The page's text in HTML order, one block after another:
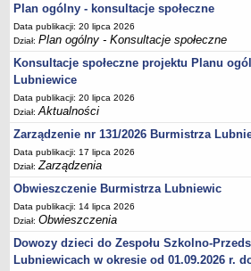
PRZETARGI
Zamówienia publiczne
Sprzedaż mienia
Sprzedaż nieruchomości
Zapytania ofertowe
Plan zamówień publicznych
PRAWO LOKALNE
Statut
Uchwały Rady Miejskiej
Zarządzenia Burmistrza
Ogłoszenia Burmistrza
Opłaty i podatki
Plan ogólny - konsultacje społeczne
Data publikacji: 20 lipca 2026
Dział:Plan ogólny - Konsultacje społeczne
Konsultacje społeczne projektu Planu
Lubniewice
Data publikacji: 20 lipca 2026
Dział:Aktualności
Zarządzenie nr 131/2026 Burmistrza
Data publikacji: 17 lipca 2026
Dział:Zarządzenia
Obwieszczenie Burmistrza Lubniewic
Data publikacji: 14 lipca 2026
Dział:Obwieszczenia
Dowozy dzieci do Zespołu Szkolno-
Lubniewicach w okresie od 01.09.2026 r.